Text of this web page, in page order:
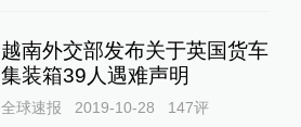
越南外交部发布关于英国货车
集装箱39人遇难声明
全球速报 2019-10-28 147评